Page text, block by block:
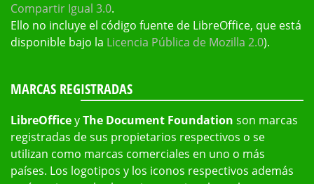
Compartir Igual 3.0.
Ello no incluye el código fuente de LibreOffice, que está
disponible bajo la Licencia Pública de Mozilla 2.0).
MARCAS REGISTRADAS
LibreOfficeyThe Document Foundation son marcas
registradas de sus propietarios respectivos o se
utilizan como marcas comerciales en uno o más
países. Los logotipos y los iconos respectivos además